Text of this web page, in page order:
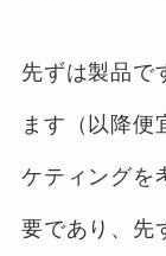
先ずは製品で
ます（以降便
ケティングを
要であり、先